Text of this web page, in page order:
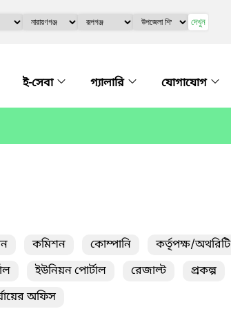
দেখুন
ই-সেবা গ্যালারি যোগাযোগ
কমিশন কোম্পানি কর্তৃপক্ষ/অথরিটি
ইউনিয়ন পোর্টাল রেজাল্ট প্রকল্প
অফিস